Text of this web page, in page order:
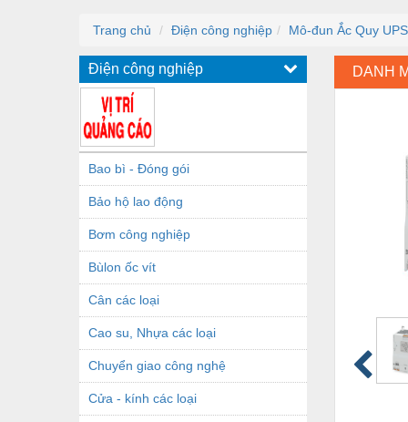
Trang chủ Điện công nghiệp Mô-đun Ắc Quy
Điện công nghiệp
Bao bì - Đóng gói
Bảo hộ lao động
Bơm công nghiệp
Bùlon ốc vít
Cân các loại
Cao su, Nhựa các loại
Chuyển giao công nghệ
Cửa - kính các loại
DANH